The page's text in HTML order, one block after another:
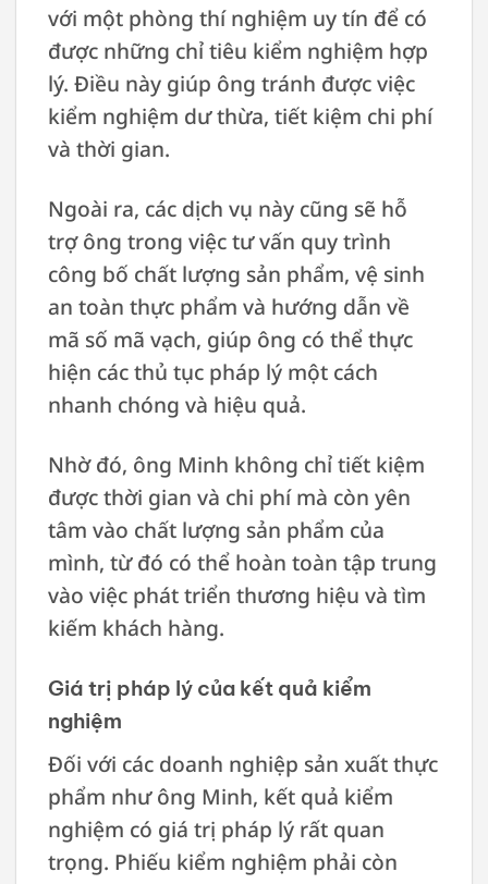
với một phòng thí nghiệm uy tín để có
được những chỉ tiêu kiểm nghiệm hợp
lý. Điều này giúp ông tránh được việc
kiểm nghiệm dư thừa, tiết kiệm chi phí
và thời gian.
Ngoài ra, các dịch vụ này cũng sẽ hỗ
trợ ông trong việc tư vấn quy trình
công bố chất lượng sản phẩm, vệ sinh
an toàn thực phẩm và hướng dẫn về
mã số mã vạch, giúp ông có thể thực
hiện các thủ tục pháp lý một cách
nhanh chóng và hiệu quả.
Nhờ đó, ông Minh không chỉ tiết kiệm
được thời gian và chi phí mà còn yên
tâm vào chất lượng sản phẩm của
mình, từ đó có thể hoàn toàn tập trung
vào việc phát triển thương hiệu và tìm
kiếm khách hàng.
Giá trị pháp lý của kết quả kiểm
nghiệm
Đối với các doanh nghiệp sản xuất thực
phẩm như ông Minh, kết quả kiểm
nghiệm có giá trị pháp lý rất quan
trọng. Phiếu kiểm nghiệm phải còn